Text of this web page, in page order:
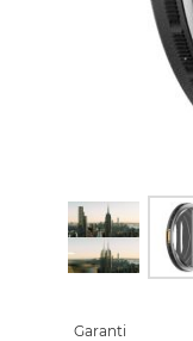
the
Garanti